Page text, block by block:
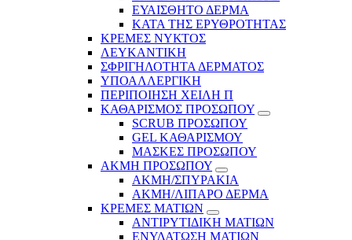
ΕΥΑΙΣΘΗΤΟ ΔΕΡΜΑ
ΚΑΤΑ ΤΗΣ ΕΡΥΘΡΟΤΗΤΑΣ
ΚΡΕΜΕΣ ΝΥΚΤΟΣ
ΛΕΥΚΑΝΤΙΚΗ
ΣΦΡΙΓΗΛΟΤΗΤΑ ΔΕΡΜΑΤΟΣ
ΥΠΟΑΛΛΕΡΓΙΚΗ
ΠΕΡΙΠΟΙΗΣΗ ΧΕΙΛΗ Π
ΚΑΘΑΡΙΣΜΟΣ ΠΡΟΣΩΠΟΥ
SCRUB ΠΡΟΣΩΠΟΥ
GEL ΚΑΘΑΡΙΣΜΟΥ
ΜΑΣΚΕΣ ΠΡΟΣΩΠΟΥ
ΑΚΜΗ ΠΡΟΣΩΠΟΥ
ΑΚΜΗ/ΣΠΥΡΑΚΙΑ
ΑΚΜΗ/ΛΙΠΑΡΟ ΔΕΡΜΑ
ΚΡΕΜΕΣ ΜΑΤΙΩΝ
ΑΝΤΙΡΥΤΙΔΙΚΗ ΜΑΤΙΩΝ
ΕΝΥΔΑΤΩΣΗ ΜΑΤΙΩΝ